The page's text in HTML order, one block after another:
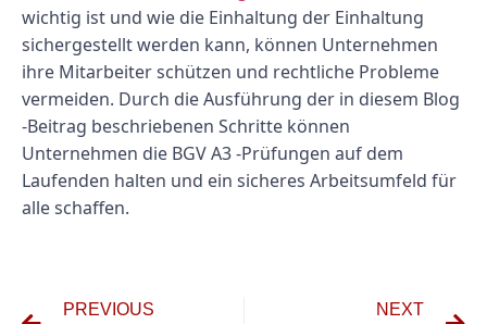
wichtig ist und wie die Einhaltung der Einhaltung
sichergestellt werden kann, können Unternehmen
ihre Mitarbeiter schützen und rechtliche Probleme
vermeiden. Durch die Ausführung der in diesem Blog
-Beitrag beschriebenen Schritte können
Unternehmen die BGV A3 -Prüfungen auf dem
Laufenden halten und ein sicheres Arbeitsumfeld für
alle schaffen.
PREVIOUS NEXT